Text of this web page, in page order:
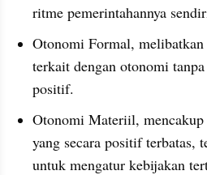
ritme pemerintahannya
Otonomi Formal, melibatkan
terkait dengan otonomi tanpa
positif.
Otonomi Materiil, mencakup
yang secara positif terbatas,
untuk mengatur kebijakan